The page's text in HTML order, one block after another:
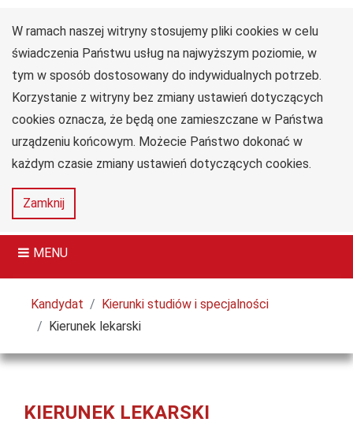
W ramach naszej witryny stosujemy pliki cookies w celu
świadczenia Państwu usług na najwyższym poziomie, w
tym w sposób dostosowany do indywidualnych potrzeb.
Korzystanie z witryny bez zmiany ustawień dotyczących
cookies oznacza, że będą one zamieszczane w Państwa
urządzeniu końcowym. Możecie Państwo dokonać w
każdym czasie zmiany ustawień dotyczących cookies.
Zamknij
Przejdź do głównego menu
Przejdź do treści
Przejdź do wyszukiwarki
Przejdź do mapy serwisu
Uniwersytet
Jana Długosza
w Częstochowie
Collegium Medicum
im. dr. Władysława
Biegańskiego
MENU
Tutaj jesteś
Kandydat
Kierunki studiów i specjalności
Kierunek lekarski
KIERUNEK LEKARSKI